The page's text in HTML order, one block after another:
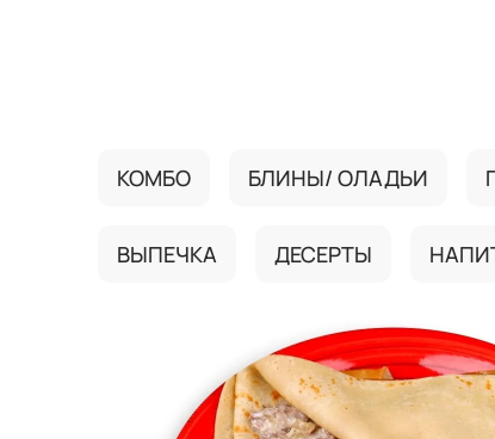
КОМБО БЛИНЫ/ ОЛАДЬИ
ВЫПЕЧКА ДЕСЕРТЫ